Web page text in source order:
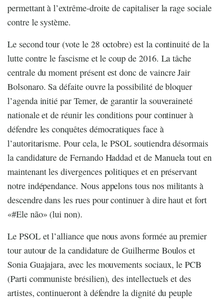
permettant à l’extrême-droite de capitaliser la rage sociale
contre le système.
Le second tour (vote le 28 octobre) est la continuité de la
lutte contre le fascisme et le coup de 2016. La tâche
centrale du moment présent est donc de vaincre Jair
Bolsonaro. Sa défaite ouvre la possibilité de bloquer
l’agenda initié par Temer, de garantir la souveraineté
nationale et de réunir les conditions pour continuer à
défendre les conquêtes démocratiques face à
l’autoritarisme. Pour cela, le PSOL soutiendra désormais
la candidature de Fernando Haddad et de Manuela tout en
maintenant les divergences politiques et en préservant
notre indépendance. Nous appelons tous nos militants à
descendre dans les rues pour continuer à dire haut et fort
«#Ele não» (lui non).
Le PSOL et l’alliance que nous avons formée au premier
tour autour de la candidature de Guilherme Boulos et
Sonia Guajajara, avec les mouvements sociaux, le PCB
(Parti communiste brésilien), des intellectuels et des
artistes, continueront à défendre la dignité du peuple